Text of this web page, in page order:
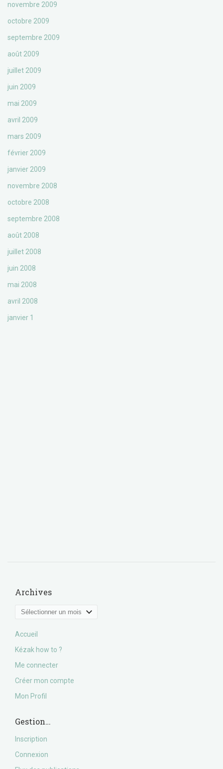
novembre 2009
octobre 2009
septembre 2009
août 2009
juillet 2009
juin 2009
mai 2009
avril 2009
mars 2009
février 2009
janvier 2009
novembre 2008
octobre 2008
septembre 2008
août 2008
juillet 2008
juin 2008
mai 2008
avril 2008
janvier 1
Archives
Archives
Accueil
Kézak how to ?
Me connecter
Créer mon compte
Mon Profil
Gestion…
Inscription
Connexion